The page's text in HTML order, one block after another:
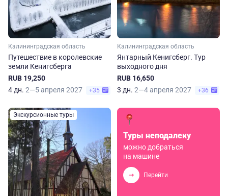
Калининградская область
Путешествие в королевские
земли Кенигсберга
RUB 19,250
4 дн. 2—5 апреля 2027 +35
Калининградская область
Янтарный Кенигсберг. Тур
выходного дня
RUB 16,650
3 дн. 2—4 апреля 2027 +36
Экскурсионные туры
Туры неподалеку
можно добраться
на машине
Перейти